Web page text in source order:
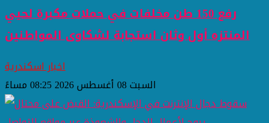
رفع 150 طن مخلفات في حملات مكبرة لحيي
المنتزه أول وثان استجابة لشكاوى المواطنين
اخبار اسكندرية
السبت 08 أغسطس 2026 08:25 مساءً